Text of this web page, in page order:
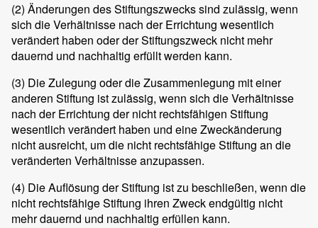
(2) Änderungen des Stiftungszwecks sind zulässig, wenn
sich die Verhältnisse nach der Errichtung wesentlich
verändert haben oder der Stiftungszweck nicht mehr
dauernd und nachhaltig erfüllt werden kann.
(3) Die Zulegung oder die Zusammenlegung mit einer
anderen Stiftung ist zulässig, wenn sich die Verhältnisse
nach der Errichtung der nicht rechtsfähigen Stiftung
wesentlich verändert haben und eine Zweckänderung
nicht ausreicht, um die nicht rechtsfähige Stiftung an die
veränderten Verhältnisse anzupassen.
(4) Die Auflösung der Stiftung ist zu beschließen, wenn die
nicht rechtsfähige Stiftung ihren Zweck endgültig nicht
mehr dauernd und nachhaltig erfüllen kann.